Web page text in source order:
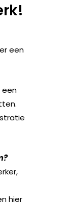
een
een
hier